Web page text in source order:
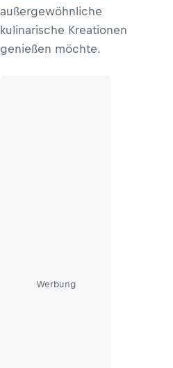
außergewöhnliche
kulinarische Kreationen
genießen möchte.
Werbung